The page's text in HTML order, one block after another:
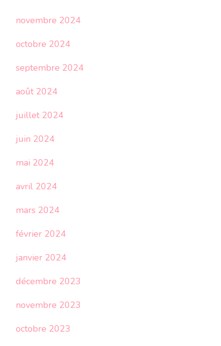
novembre 2024
octobre 2024
septembre 2024
août 2024
juillet 2024
juin 2024
mai 2024
avril 2024
mars 2024
février 2024
janvier 2024
décembre 2023
novembre 2023
octobre 2023